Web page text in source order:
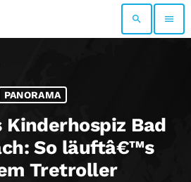
search menu
PANORAMA
Bad
So läuftâ€™s
Tretroller